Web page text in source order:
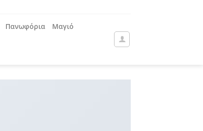
Πανωφόρια Μαγιό